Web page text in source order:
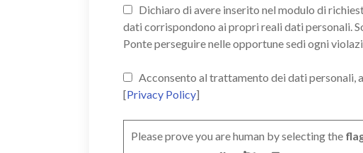
Dichiaro di avere inserito nel modulo di
dati corrispondono ai propri reali dati personali.
Ponte perseguire nelle opportune sedi ogni
Acconsento al trattamento dei dati personali,
[Privacy Policy]
Please prove you are human by selecting the